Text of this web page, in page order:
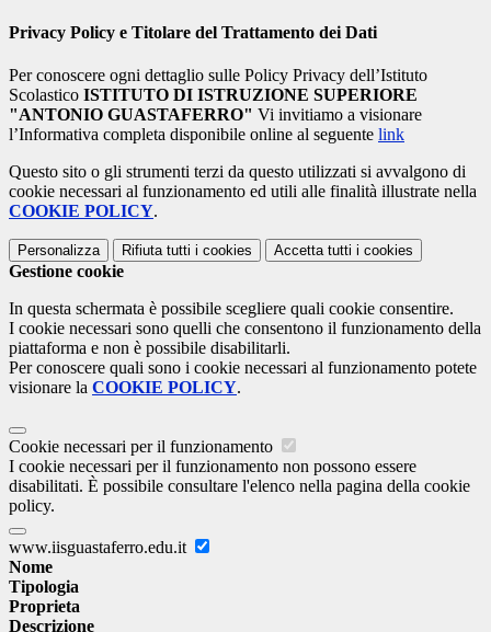
Privacy Policy e Titolare del Trattamento dei Dati
Per conoscere ogni dettaglio sulle Policy Privacy dell’Istituto
Scolastico ISTITUTO DI ISTRUZIONE SUPERIORE
"ANTONIO GUASTAFERRO" Vi invitiamo a visionare
l’Informativa completa disponibile online al seguente link
Questo sito o gli strumenti terzi da questo utilizzati si avvalgono di
cookie necessari al funzionamento ed utili alle finalità illustrate nella
COOKIE POLICY.
Personalizza Rifiuta tutti i cookies Accetta tutti i cookies
Gestione cookie
In questa schermata è possibile scegliere quali cookie consentire.
I cookie necessari sono quelli che consentono il funzionamento della
piattaforma e non è possibile disabilitarli.
Per conoscere quali sono i cookie necessari al funzionamento potete
visionare la COOKIE POLICY.
Cookie necessari per il funzionamento
I cookie necessari per il funzionamento non possono essere
disabilitati. È possibile consultare l'elenco nella pagina della cookie
policy.
www.iisguastaferro.edu.it
Nome
Tipologia
Proprieta
Descrizione